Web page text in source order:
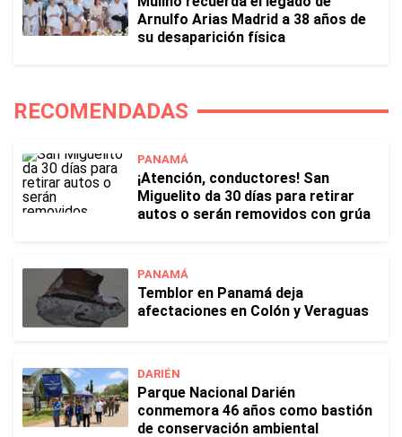
Arnulfo Arias Madrid a 38 años de
su desaparición física
RECOMENDADAS
PANAMÁ
¡Atención, conductores! San
Miguelito da 30 días para retirar
autos o serán removidos con grúa
PANAMÁ
Temblor en Panamá deja
afectaciones en Colón y Veraguas
DARIÉN
Parque Nacional Darién
conmemora 46 años como bastión
de conservación ambiental